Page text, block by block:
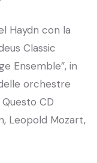
Haydn con la
Classic
Ensemble”, in
orchestre
CD
Leopold Mozart,